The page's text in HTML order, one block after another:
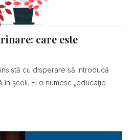
care este
cu disperare să introducă
şcoli. Ei o numesc „educaţie